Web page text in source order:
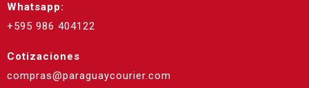
Whatsapp:
+595 986 404122
Cotizaciones
compras@paraguaycourier.com